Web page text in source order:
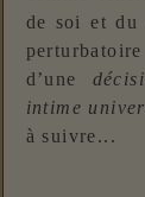
de soi et du
d’une
intime
à suivre...